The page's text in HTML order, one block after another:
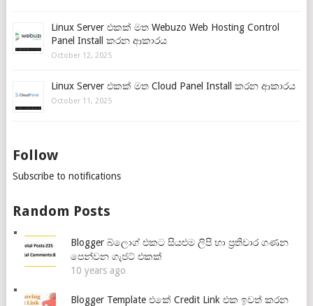
Linux Server එකක් මත Webuzo Web Hosting Control
Panel Install කරන ආකාරය
October 12, 2025
Linux Server එකක් මත Cloud Panel Install කරන ආකාරය
October 11, 2025
Follow
Subscribe to notifications
Random Posts
Blogger බ්ලොග් එකට සියළුම ලිපි හා ප්‍රතිචාර ගණන
පෙන්වන ගැජට් එකක්
10 years ago
Blogger Template එකේ Credit Link එක ඉවත් කරන